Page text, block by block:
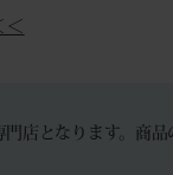
＜
店となります。商品